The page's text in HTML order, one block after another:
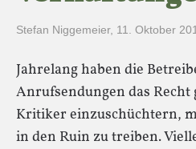
Stefan Niggemeier, 11. Oktober
Jahrelang haben die
Anrufsendungen das
Kritiker einzuschüchtern,
in den Ruin zu treiben.